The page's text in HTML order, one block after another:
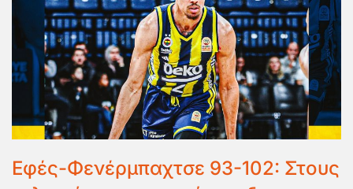
Εφές-Φενέρμπαχτσε 93-102: Στους